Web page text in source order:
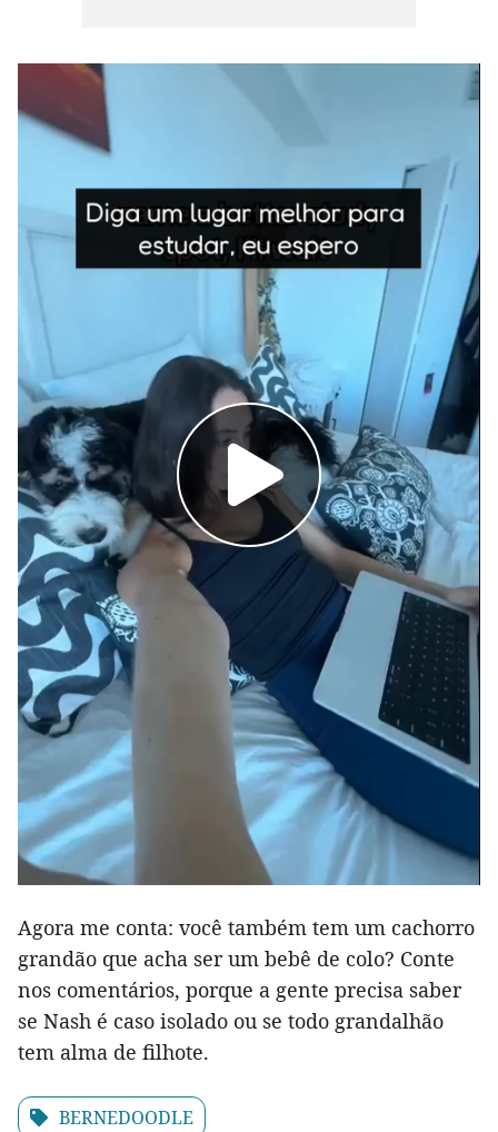
Agora me conta: você também tem um cachorro
grandão que acha ser um bebê de colo? Conte
nos comentários, porque a gente precisa saber
se Nash é caso isolado ou se todo grandalhão
tem alma de filhote.
BERNEDOODLE